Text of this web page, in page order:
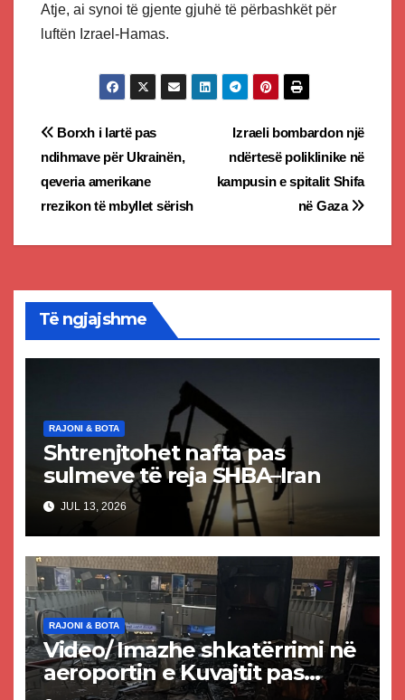
Atje, ai synoi të gjente gjuhë të përbashkët për
luftën Izrael-Hamas.
Post
navigation
Izraeli bombardon një
ndërtesë poliklinike në
kampusin e spitalit Shifa
në Gaza
Borxh i lartë pas
ndihmave për Ukrainën,
qeveria amerikane
rrezikon të mbyllet sërish
Të ngjajshme
RAJONI & BOTA
Shtrenjtohet nafta pas
sulmeve të reja SHBA–Iran
JUL 13, 2026
RAJONI & BOTA
Video/ Imazhe shkatërrimi në
aeroportin e Kuvajtit pas